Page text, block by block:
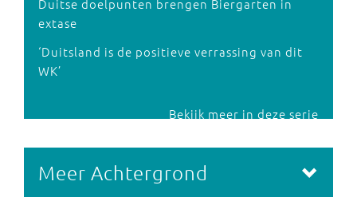
Duitse doelpunten brengen Biergarten in
extase
‘Duitsland is de positieve verrassing van dit
WK’
Bekijk meer in deze serie
Meer Achtergrond